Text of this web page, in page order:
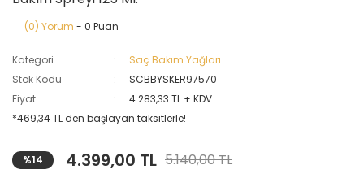
(0) Yorum - 0 Puan
Kategori
Saç Bakım Yağları
Stok Kodu
SCBBYSKER97570
Fiyat
4.283,33 TL + KDV
*469,34 TL den başlayan taksitlerle!
%14 4.399,00 TL 5.140,00 TL